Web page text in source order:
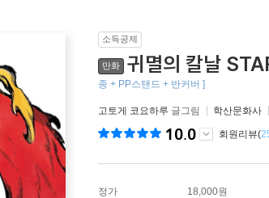
소득공제
만화 귀멸의 칼날
종 + PP스탠드 + 반커버 ]
고토게 코요하루 글그림 학산문화사
10.0 회원리뷰(
정가 18,000원